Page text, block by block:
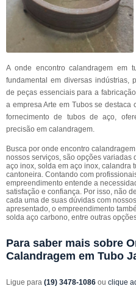
A onde encontro calandragem em
fundamental em diversas indústrias,
de peças essenciais para a
a empresa Arte em Tubos se destaca
fornecimento de tubos de aço,
precisão em calandragem.
Busca por onde encontro
nossos serviços, são opções variadas
aço inox, solda em aço inox, calandra
cantoneira. Contando com
empreendimento entende a
satisfação e confiança. Por isso, não
cada uma de suas dúvidas com
apresentado, o empreendimento
solda aço carbono, entre outras
Para saber mais sobre
Calandragem em Tubo
Ligue para (19) 3478-1086 ou clique